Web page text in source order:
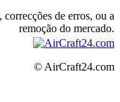
de erros, ou a
remoção do mercado.
© AirCraft24.com